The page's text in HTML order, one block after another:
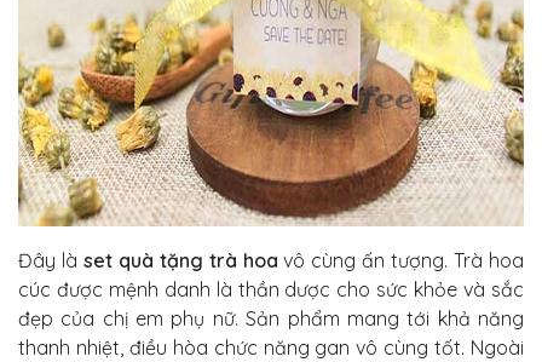
Đây là set quà tặng trà hoavô cùng ấn tượng. Trà hoa
cúc được mệnh danh là thần dược cho sức khỏe và sắc
đẹp của chị em phụ nữ. Sản phẩm mang tới khả năng
thanh nhiệt, điều hòa chức năng gan vô cùng tốt. Ngoài